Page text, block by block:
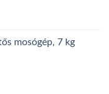
mosógép, 7 kg